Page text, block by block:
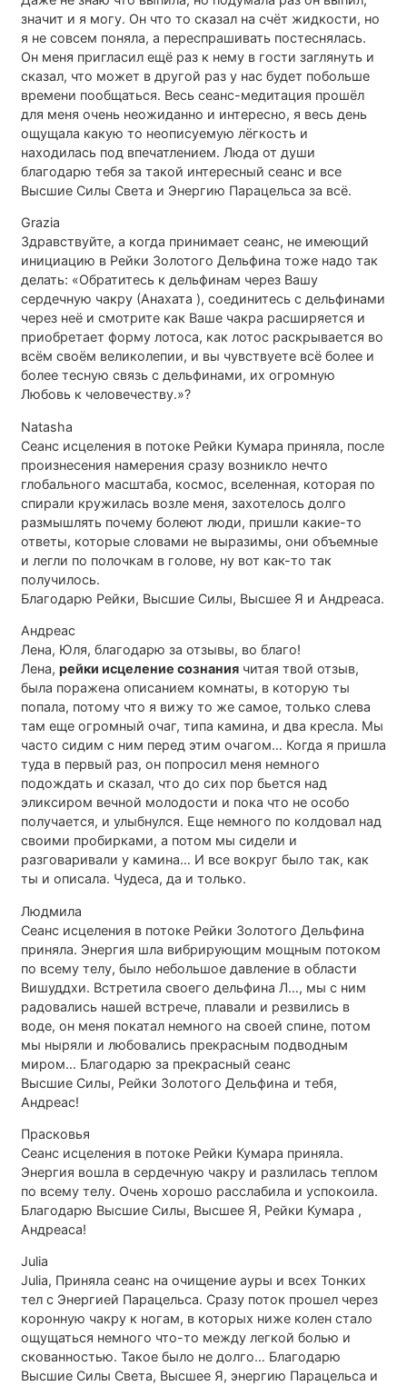
значит и я могу. Он что то сказал на счёт жидкости, но
я не совсем поняла, а переспрашивать постеснялась.
Он меня пригласил ещё раз к нему в гости заглянуть и
сказал, что может в другой раз у нас будет побольше
времени пообщаться. Весь сеанс-медитация прошёл
для меня очень неожиданно и интересно, я весь день
ощущала какую то неописуемую лёгкость и
находилась под впечатлением. Люда от души
благодарю тебя за такой интересный сеанс и все
Высшие Силы Света и Энергию Парацельса за всё.
Grazia
Здравствуйте, а когда принимает сеанс, не имеющий
инициацию в Рейки Золотого Дельфина тоже надо так
делать: «Обратитесь к дельфинам через Вашу
сердечную чакру (Анахата ), соединитесь с дельфинами
через неё и смотрите как Ваше чакра расширяется и
приобретает форму лотоса, как лотос раскрывается во
всём своём великолепии, и вы чувствуете всё более и
более тесную связь с дельфинами, их огромную
Любовь к человечеству.»?
Natasha
Сеанс исцеления в потоке Рейки Кумара приняла, после
произнесения намерения сразу возникло нечто
глобального масштаба, космос, вселенная, которая по
спирали кружилась возле меня, захотелось долго
размышлять почему болеют люди, пришли какие-то
ответы, которые словами не выразимы, они объемные
и легли по полочкам в голове, ну вот как-то так
получилось.
Благодарю Рейки, Высшие Силы, Высшее Я и Андреаса.
Андреас
Лена, Юля, благодарю за отзывы, во благо!
Лена, рейки исцеление сознаниячитая твой отзыв,
была поражена описанием комнаты, в которую ты
попала, потому что я вижу то же самое, только слева
там еще огромный очаг, типа камина, и два кресла. Мы
часто сидим с ним перед этим очагом… Когда я пришла
туда в первый раз, он попросил меня немного
подождать и сказал, что до сих пор бьется над
эликсиром вечной молодости и пока что не особо
получается, и улыбнулся. Еще немного по колдовал над
своими пробирками, а потом мы сидели и
разговаривали у камина… И все вокруг было так, как
ты и описала. Чудеса, да и только.
Людмила
Сеанс исцеления в потоке Рейки Золотого Дельфина
приняла. Энергия шла вибрирующим мощным потоком
по всему телу, было небольшое давление в области
Вишуддхи. Встретила своего дельфина Л…, мы с ним
радовались нашей встрече, плавали и резвились в
воде, он меня покатал немного на своей спине, потом
мы ныряли и любовались прекрасным подводным
миром… Благодарю за прекрасный сеанс
Высшие Силы, Рейки Золотого Дельфина и тебя,
Андреас!
Прасковья
Сеанс исцеления в потоке Рейки Кумара приняла.
Энергия вошла в сердечную чакру и разлилась теплом
по всему телу. Очень хорошо расслабила и успокоила.
Благодарю Высшие Силы, Высшее Я, Рейки Кумара ,
Андреаса!
Julia
Julia, Приняла сеанс на очищение ауры и всех Тонких
тел с Энергией Парацельса. Сразу поток прошел через
коронную чакру к ногам, в которых ниже колен стало
ощущаться немного что-то между легкой болью и
скованностью. Такое было не долго… Благодарю
Высшие Силы Света, Высшее Я, энергию Парацельса и